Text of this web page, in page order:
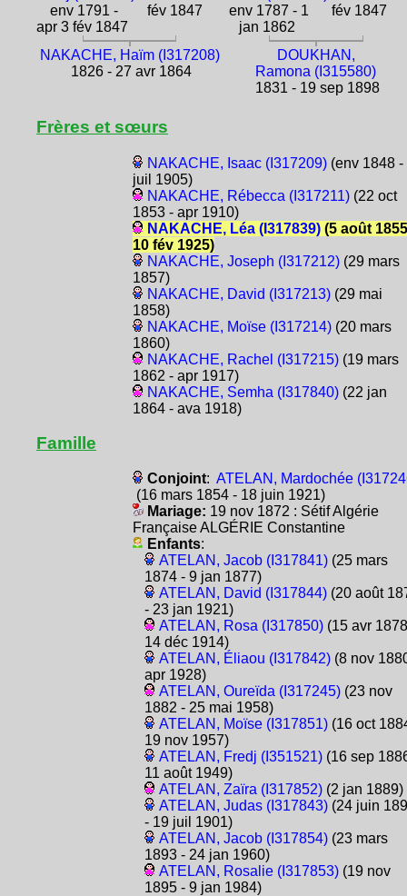
env 1791 -
apr 3 fév 1847
fév 1847
env 1787 - 1
jan 1862
fév 1847
NAKACHE, Haïm (I317208)
1826 - 27 avr 1864
DOUKHAN,
Ramona (I315580)
1831 - 19 sep 1898
Frères et sœurs
NAKACHE, Isaac (I317209)(env 1848 -
juil 1905)
NAKACHE, Rébecca (I317211)(22 oct
1853 - apr 1910)
NAKACHE, Léa (I317839)(5 août
10 fév 1925)
NAKACHE, Joseph (I317212)(29 mars
1857)
NAKACHE, David (I317213)(29 mai
1858)
NAKACHE, Moïse (I317214)(20 mars
1860)
NAKACHE, Rachel (I317215)(19 mars
1862 - apr 1917)
NAKACHE, Semha (I317840)(22 jan
1864 - ava 1918)
Famille
Conjoint: ATELAN, Mardochée
(16 mars 1854 - 18 juin 1921)
Mariage: 19 nov 1872 : Sétif Algérie
Française ALGÉRIE Constantine
Enfants:
ATELAN, Jacob (I317841)(25 mars
1874 - 9 jan 1877)
ATELAN, David (I317844)(20 août
- 23 jan 1921)
ATELAN, Rosa (I317850)(15 avr
14 déc 1914)
ATELAN, Éliaou (I317842)(8 nov
apr 1928)
ATELAN, Oureïda (I317245)(23 nov
1882 - 25 mai 1958)
ATELAN, Moïse (I317851)(16 oct
19 nov 1957)
ATELAN, Fredj (I351521)(16 sep
11 août 1949)
ATELAN, Zaïra (I317852)(2 jan 1889)
ATELAN, Judas (I317843)(24 juin
- 19 juil 1901)
ATELAN, Jacob (I317854)(23 mars
1893 - 24 jan 1960)
ATELAN, Rosalie (I317853)(19 nov
1895 - 9 jan 1984)